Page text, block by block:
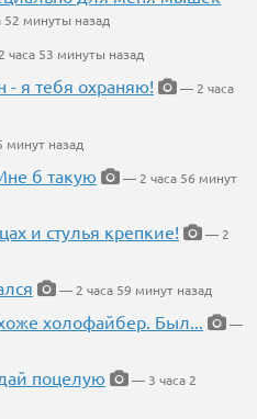
52 минуты назад
часа 53 минуты назад
- я тебя охраняю!
— 2 часа
минут назад
б такую
— 2 часа 56 минут
и стулья крепкие!
— 2
— 2 часа 59 минут назад
холофайбер. Был...
—
поцелую
— 3 часа 2